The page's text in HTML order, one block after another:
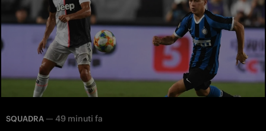
SQUADRA — 49 minuti fa